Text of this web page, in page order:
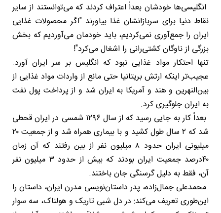
انگلیسی‌ها خودشان بعداً اعتراف کردند که می‌توانستند از سایر
نقاط دنیا برای سربازانشان غذا بیاورند "اگر محصولات غذایی
ایران را جمع‌آوری نمی‌کردیم، باید خودمان می‌آوردیم که بخش
بزرگی از ناوگان کشتی‌رانی را اشغال می‌کرد"!
تنها احتکار مواد غذایی نبود که انگلیس بر سر ایران آورد.
عجیب‌تر اینکه ارتش بریتانیا حتی مانع از واردات مواد غذایی از
بین‌النهرین و هند و آمریکا به ایران شد و از پرداخت پول نفت
به ایران جلوگیری کرد.
بعداً کار به جایی رسید که از سال ۱۲۹۶ شمسی در ایران قحطی
شد که ۲ سال طول کشید و با بیماری همراه شد و از جمعیت ۲۰
میلیونی ایران حدود ۸ میلیون نفر از بین رفتند که آن زمان
۴۰درصد جمعیت ایران بودند که بیش از حدود ۳ میلیون نفر
آن، فقط به دلیل گرسنگی جان باختند.
محمدعلی جمال‌زاده، پدر داستان‌نویسی مدرن ایران، داستان را
این‌طوری تعریف می‌کند: در دل شبی تاریک و هولناک، سه سوار